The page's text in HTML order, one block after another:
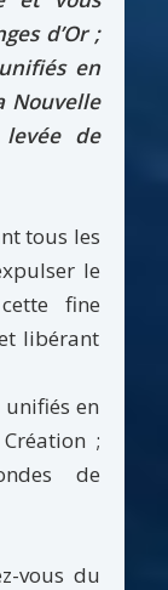
d’Or ;
en
Nouvelle
de
tous les
le
fine
libérant
unifiés en
;
de
vous du